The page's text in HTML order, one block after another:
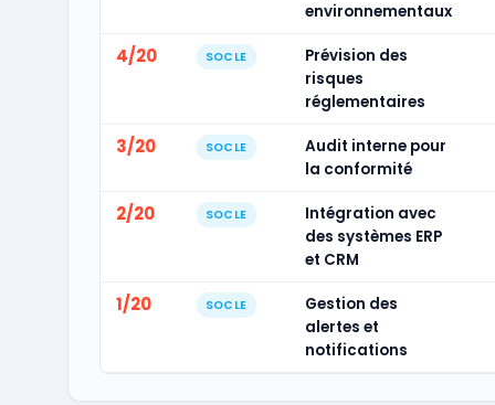
environnementaux
4/20 SOCLE
Prévision des
risques
réglementaires
3/20 SOCLE
Audit interne pour
la conformité
2/20 SOCLE
Intégration avec
des systèmes ERP
et CRM
1/20 SOCLE
Gestion des
alertes et
notifications